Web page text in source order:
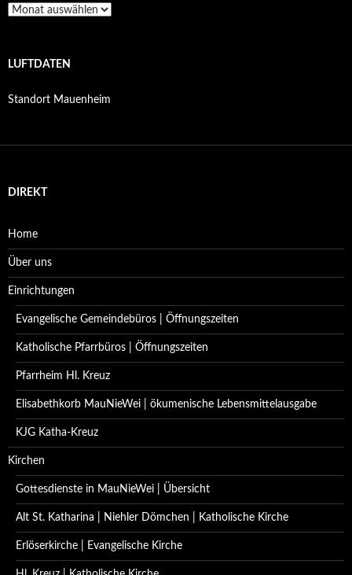
Archiv
LUFTDATEN
Standort Mauenheim
DIREKT
Home
Über uns
Einrichtungen
Evangelische Gemeindebüros | Öffnungszeiten
Katholische Pfarrbüros | Öffnungszeiten
Pfarrheim Hl. Kreuz
Elisabethkorb MauNieWei | ökumenische Lebensmittelausgabe
KJG Katha-Kreuz
Kirchen
Gottesdienste in MauNieWei | Übersicht
Alt St. Katharina | Niehler Dömchen | Katholische Kirche
Erlöserkirche | Evangelische Kirche